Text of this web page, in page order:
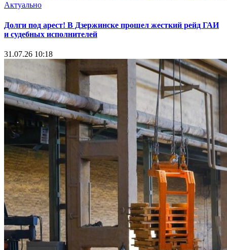
Актуально
Долги под арест! В Дзержинске прошел жесткий рейд ГАИ
и судебных исполнителей
31.07.26 10:18